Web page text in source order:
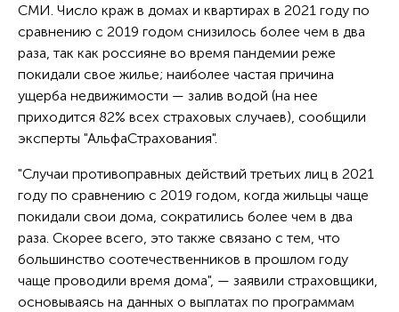
СМИ. Число краж в домах и квартирах в 2021 году по
сравнению с 2019 годом снизилось более чем в два
раза, так как россияне во время пандемии реже
покидали свое жилье; наиболее частая причина
ущерба недвижимости — залив водой (на нее
приходится 82% всех страховых случаев), сообщили
эксперты "АльфаСтрахования".
"Случаи противоправных действий третьих лиц в 2021
году по сравнению с 2019 годом, когда жильцы чаще
покидали свои дома, сократились более чем в два
раза. Скорее всего, это также связано с тем, что
большинство соотечественников в прошлом году
чаще проводили время дома", — заявили страховщики,
основываясь на данных о выплатах по программам